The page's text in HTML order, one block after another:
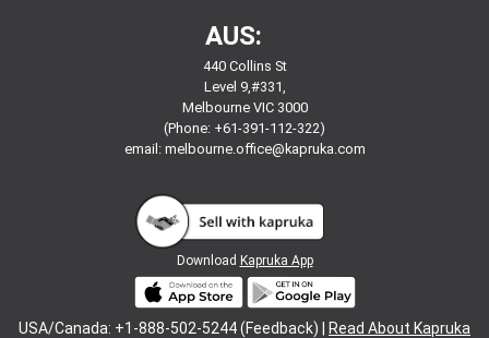
AUS:
440 Collins St
Level 9,#331,
Melbourne VIC 3000
(Phone: +61-391-112-322)
email: melbourne.office@kapruka.com
Download Kapruka App
USA/Canada: +1-888-502-5244 (Feedback) | Read About Kapruka